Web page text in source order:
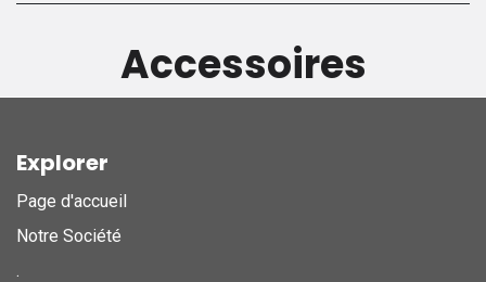
Accessoires
Explorer
Page d'accueil
Notre Société
.